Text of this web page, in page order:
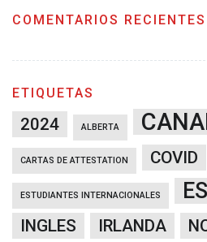
COMENTARIOS RECIENTES
ETIQUETAS
2024 ALBERTA
CARTAS DE ATTESTATION COVID
ESTUDIANTES INTERNACIONALES
INGLES IRLANDA